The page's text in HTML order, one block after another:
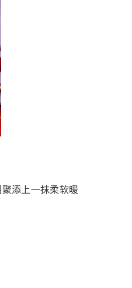
添上一抹柔软暖